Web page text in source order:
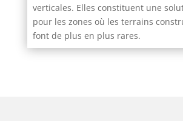
verticales. Elles constituent une
pour les zones où les terrains
font de plus en plus rares.